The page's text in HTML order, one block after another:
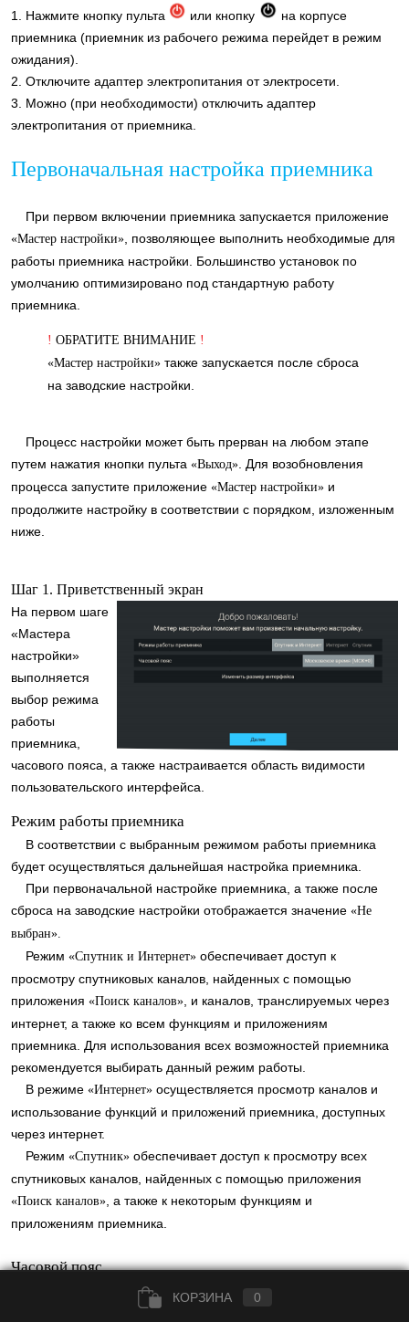
1. Нажмите кнопку пульта или кнопку
на корпусе
приемника (приемник из рабочего режима перейдет в режим
ожидания).
2. Отключите адаптер электропитания от электросети.
3. Можно (при необходимости) отключить адаптер
электропитания от приемника.
Первоначальная настройка приемника
При первом включении приемника запускается приложение
«Мастер настройки» , позволяющее выполнить необходимые для
работы приемника настройки. Большинство установок по
умолчанию оптимизировано под стандартную работу
приемника.
! ОБРАТИТЕ ВНИМАНИЕ !
«Мастер настройки» также запускается после сброса
на заводские настройки.
Процесс настройки может быть прерван на любом этапе
путем нажатия кнопки пульта «Выход» . Для возобновления
процесса запустите приложение «Мастер настройки» и
продолжите настройку в соответствии с порядком, изложенным
ниже.
Шаг 1. Приветственный экран
На первом шаге
«Мастера
настройки»
выполняется
выбор режима
работы
приемника,
часового пояса, а также настраивается область видимости
пользовательского интерфейса.
Режим работы приемника
В соответствии с выбранным режимом работы приемника
будет осуществляться дальнейшая настройка приемника.
При первоначальной настройке приемника, а также после
сброса на заводские настройки отображается значение «Не
выбран».
Режим «Спутник и Интернет» обеспечивает доступ к
просмотру спутниковых каналов, найденных с помощью
приложения «Поиск каналов» , и каналов, транслируемых через
интернет, а также ко всем функциям и приложениям
приемника. Для использования всех возможностей приемника
рекомендуется выбирать данный режим работы.
В режиме «Интернет» осуществляется просмотр каналов и
использование функций и приложений приемника, доступных
через интернет.
Режим «Спутник» обеспечивает доступ к просмотру всех
спутниковых каналов, найденных с помощью приложения
«Поиск каналов» , а также к некоторым функциям и
приложениям приемника.
Часовой пояс
Данный параметр отображает разницу во времени часового
пояса вашего региона и московского времени (МСК). При
КОРЗИНА 0